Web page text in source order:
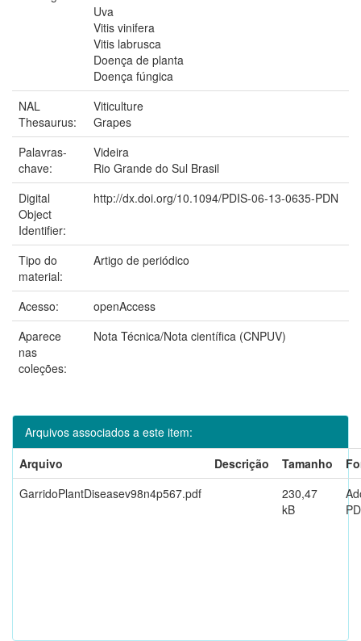
Uva
Vitis vinifera
Vitis labrusca
Doença de planta
Doença fúngica
NAL
Thesaurus:
Viticulture
Grapes
Palavras-
chave:
Videira
Rio Grande do Sul Brasil
Digital
Object
Identifier:
http://dx.doi.org/10.1094/PDIS-06-13-0635-PDN
Tipo do
material:
Artigo de periódico
Acesso:
openAccess
Aparece
nas
coleções:
Nota Técnica/Nota científica (CNPUV)
Arquivos associados a este item:
Arquivo
Descrição Tamanho
GarridoPlantDiseasev98n4p567.pdf
230,47
kB